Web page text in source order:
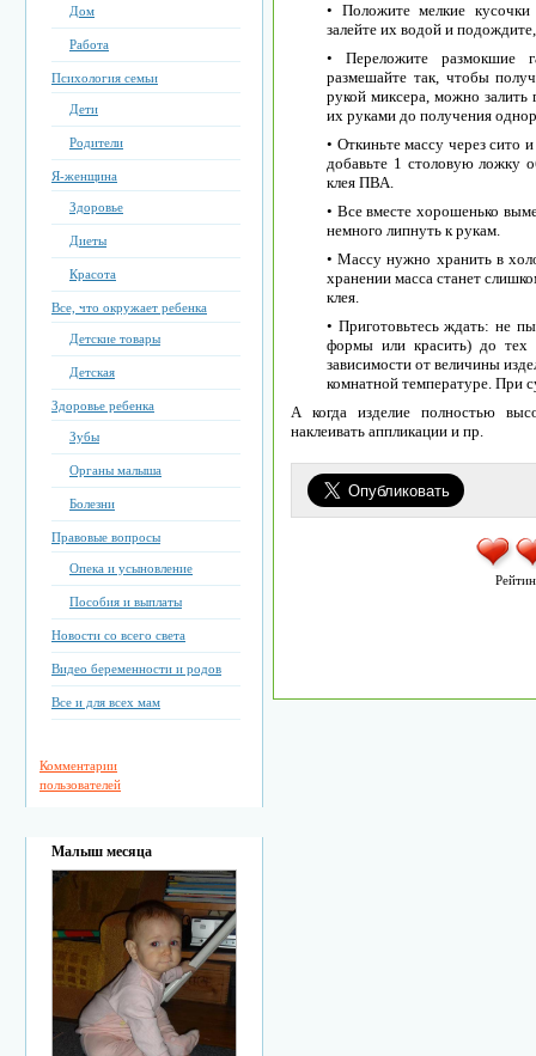
Дом
Работа
Психология семьи
Дети
Родители
Я-женщина
Здоровье
Диеты
Красота
Все, что окружает ребенка
Детские товары
Детская
Здоровье ребенка
Зубы
Органы малыша
Болезни
Правовые вопросы
Опека и усыновление
Пособия и выплаты
Новости со всего света
Видео беременности и родов
Все и для всех мам
Комментарии
пользователей
Малыш месяца
• Положите мелкие
залейте их водой и
• Переложите размокшие
размешайте так, чтобы
рукой миксера, можно залить
их руками до получения
• Откиньте массу через сито
добавьте 1 столовую ложку
клея ПВА.
• Все вместе хорошенько
немного липнуть к рукам.
• Массу нужно хранить в
хранении масса станет
клея.
• Приготовьтесь ждать: не
формы или красить) до тех
зависимости от величины
комнатной температуре. При
А когда изделие полностью
наклеивать аппликации и пр.